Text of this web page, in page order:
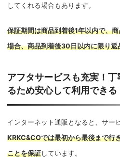
してくれる場合もあります。
保証期間は商品到着後1年以内で、
場合、商品到着後30日以内に限り返
アフタサービスも充実！
るため安心して利用できる
インターネット通販となると、サー
KRKC&COでは最初から最後まで行
ことを保証しています。